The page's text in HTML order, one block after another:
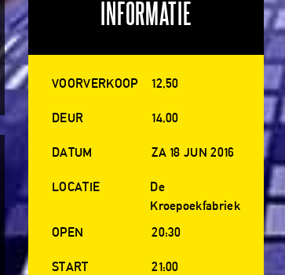
INFORMATIE
VOORVERKOOP 12,50
DEUR 14,00
DATUM ZA 18 JUN 2016
LOCATIE
De
Kroepoekfabriek
OPEN
20:30
START 21:00